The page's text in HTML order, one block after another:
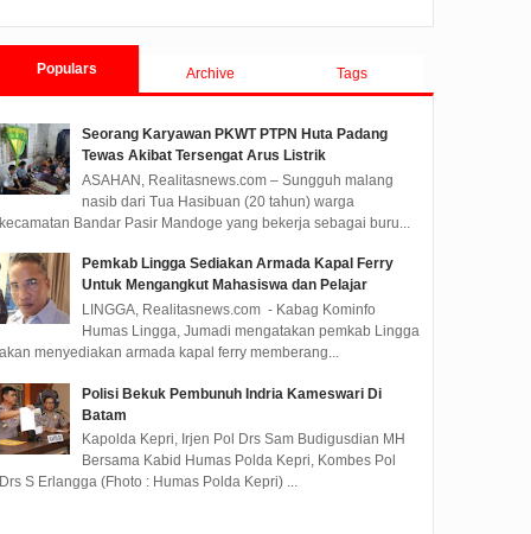
Populars Archive Tags
Seorang Karyawan PKWT PTPN Huta Padang
Tewas Akibat Tersengat Arus Listrik
ASAHAN, Realitasnews.com – Sungguh malang
nasib dari Tua Hasibuan (20 tahun) warga
kecamatan Bandar Pasir Mandoge yang bekerja sebagai buru...
Pemkab Lingga Sediakan Armada Kapal Ferry
Untuk Mengangkut Mahasiswa dan Pelajar
LINGGA, Realitasnews.com - Kabag Kominfo
Humas Lingga, Jumadi mengatakan pemkab Lingga
akan menyediakan armada kapal ferry memberang...
Polisi Bekuk Pembunuh Indria Kameswari Di
Batam
Kapolda Kepri, Irjen Pol Drs Sam Budigusdian MH
Bersama Kabid Humas Polda Kepri, Kombes Pol
Drs S Erlangga (Fhoto : Humas Polda Kepri) ...